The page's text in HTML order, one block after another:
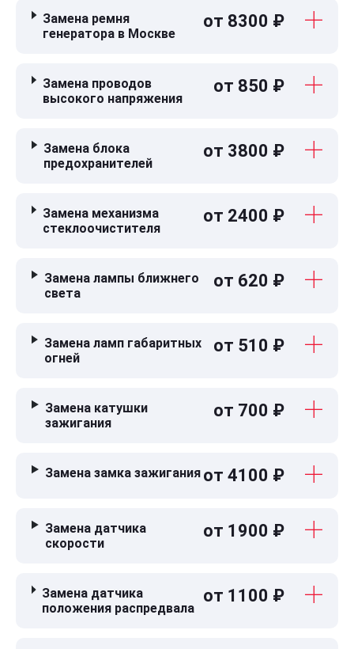
Замена ремня
генератора в Москве
от 8300 ₽
Замена проводов
высокого напряжения
от 850 ₽
Замена блока
предохранителей
от 3800 ₽
Замена механизма
стеклоочистителя
от 2400 ₽
Замена лампы ближнего
света
от 620 ₽
Замена ламп габаритных
огней
от 510 ₽
Замена катушки
зажигания
от 700 ₽
Замена замка зажигания от 4100 ₽
Замена датчика
скорости
от 1900 ₽
Замена датчика
положения распредвала
от 1100 ₽